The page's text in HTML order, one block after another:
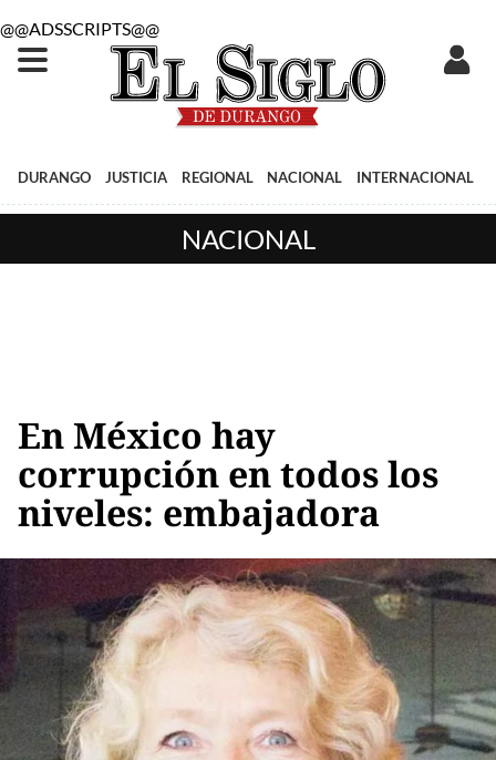
@@ADSSCRIPTS@@
DURANGO JUSTICIA REGIONAL NACIONAL INTERNACIONAL
NACIONAL
En México hay
corrupción en todos los
niveles: embajadora